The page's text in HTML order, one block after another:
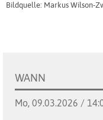
Bildquelle: Markus Wilson-
WANN
Mo, 09.03.2026 /